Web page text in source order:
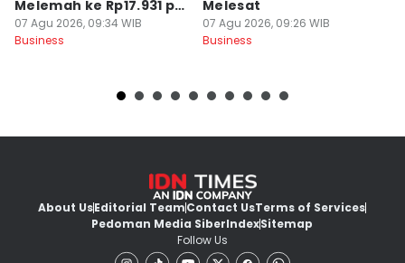
Melemah ke Rp17.931 per
Dolar AS
07 Agu 2026, 09:34 WIB
Business
Melesat
07 Agu 2026, 09:26 WIB
Business
About UsEditorial TeamContact UsTerms of Services
Pedoman Media SiberIndexSitemap
Follow Us